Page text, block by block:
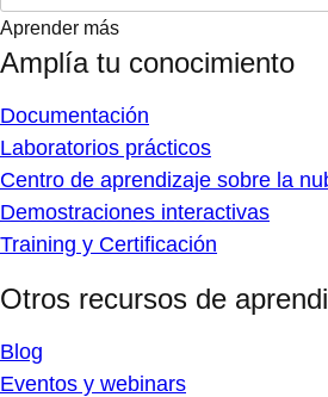
Aprender más
Amplía tu conocimiento
Documentación
Laboratorios prácticos
Centro de aprendizaje sobre la
Demostraciones interactivas
Training y Certificación
Otros recursos de
Blog
Eventos y webinars